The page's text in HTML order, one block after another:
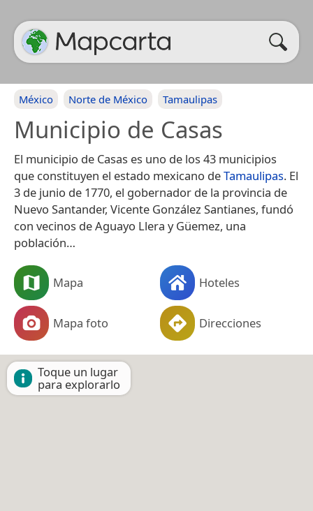
México Norte de México Tamaulipas
Municipio de Casas
El municipio de Casas es uno de los 43 municipios
que constituyen el estado mexicano deTamaulipas. El
3 de junio de 1770, el gobernador de la provincia de
Nuevo Santander, Vicente González Santianes, fundó
con vecinos de Aguayo Llera y Güemez, una
población…
Mapa Hoteles
Mapa foto Direcciones
Toque un lugar
para explorarlo